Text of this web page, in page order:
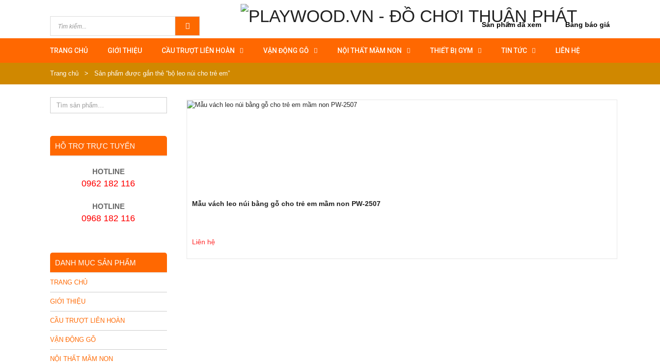
Sản phẩm đã xem Bảng báo giá
TRANG CHỦ GIỚI THIỆU CẦU TRƯỢT LIÊN HOÀN VẬN ĐỘNG GỖ NỘI THẤT MẦM NON THIẾT BỊ GYM TIN TỨC LIÊN HỆ
Trang chủ > Sản phẩm được gắn thẻ “bộ leo núi cho trẻ em”
Mẫu vách leo núi bằng gỗ cho trẻ em mầm non PW-2507
Liên hệ
HỖ TRỢ TRỰC TUYẾN
HOTLINE
0962 182 116
HOTLINE
0968 182 116
DANH MỤC SẢN PHẨM
TRANG CHỦ
GIỚI THIỆU
CẦU TRƯỢT LIÊN HOÀN
VẬN ĐỘNG GỖ
NỘI THẤT MẦM NON